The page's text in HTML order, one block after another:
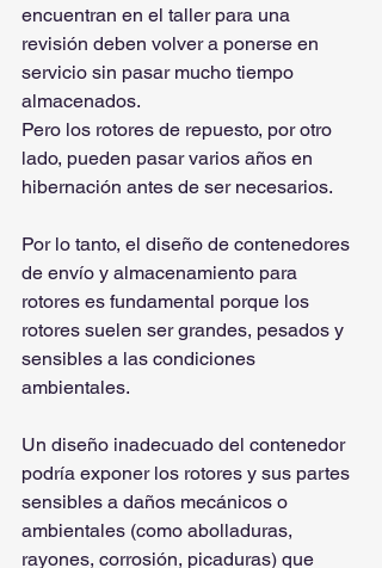
encuentran en el taller para una
revisión deben volver a ponerse en
servicio sin pasar mucho tiempo
almacenados.
Pero los rotores de repuesto, por otro
lado, pueden pasar varios años en
hibernación antes de ser necesarios.
Por lo tanto, el diseño de contenedores
de envío y almacenamiento para
rotores es fundamental porque los
rotores suelen ser grandes, pesados y
sensibles a las condiciones
ambientales.
Un diseño inadecuado del contenedor
podría exponer los rotores y sus partes
sensibles a daños mecánicos o
ambientales (como abolladuras,
rayones, corrosión, picaduras) que